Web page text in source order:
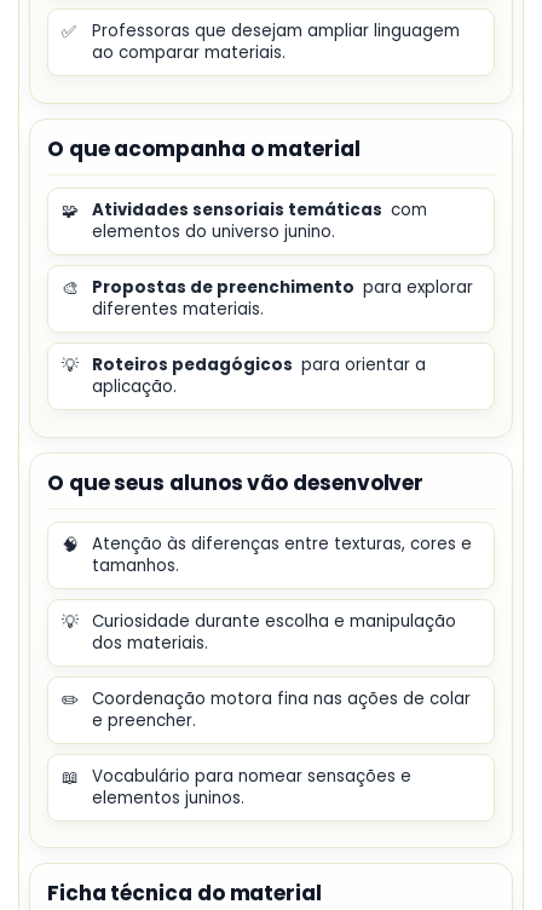
✅
Professoras que desejam ampliar linguagem
ao comparar materiais.
O que acompanha o material
🧩 Atividades sensoriais temáticas com
elementos do universo junino.
🎨 Propostas de preenchimento para explorar
diferentes materiais.
💡 Roteiros pedagógicos para orientar a
aplicação.
O que seus alunos vão desenvolver
🧠
Atenção às diferenças entre texturas, cores e
tamanhos.
💡 Curiosidade durante escolha e manipulação
dos materiais.
✏️ Coordenação motora fina nas ações de colar
e preencher.
📖
Vocabulário para nomear sensações e
elementos juninos.
Ficha técnica do material